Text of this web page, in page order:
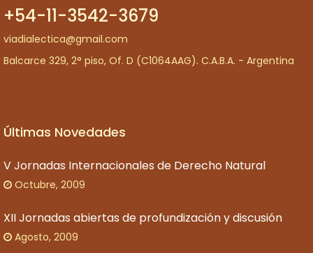
+54-11-3542-3679
viadialectica@gmail.com
Balcarce 329, 2° piso, Of. D (C1064AAG). C.A.B.A. - Argentina
Últimas Novedades
V Jornadas Internacionales de Derecho Natural
Octubre, 2009
XII Jornadas abiertas de profundización y discusión
Agosto, 2009